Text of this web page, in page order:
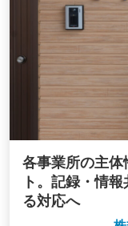
各事業所の主体
ト。記録・情
る対応へ